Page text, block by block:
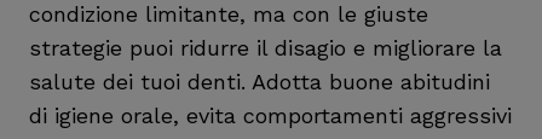
condizione limitante, ma con le giuste
strategie puoi ridurre il disagio e migliorare la
salute dei tuoi denti. Adotta buone abitudini
di igiene orale, evita comportamenti aggressivi